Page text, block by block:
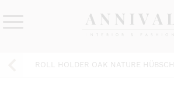
&
ROLL HOLDER OAK NATURE HÜBSCH